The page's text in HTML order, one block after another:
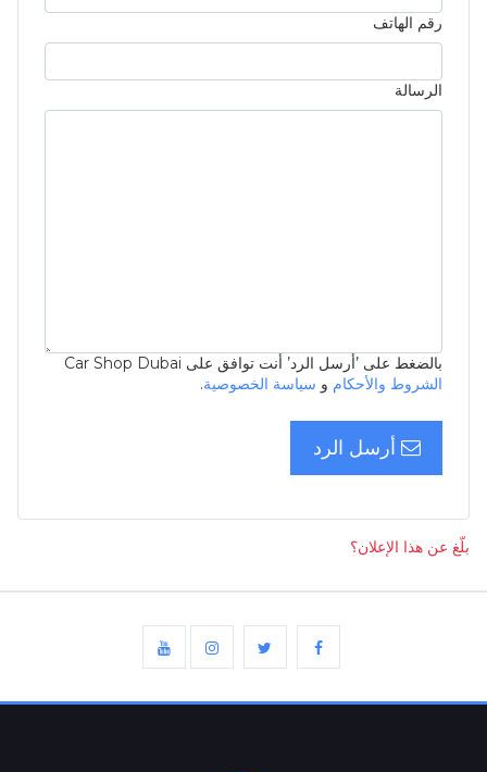
رقم الهاتف
الرسالة
بالضغط على ’أرسل الرد’ أنت توافق على Car Shop Dubai
الشروط والأحكام و سياسة الخصوصية.
أرسل الرد
بلّغ عن هذا الإعلان؟